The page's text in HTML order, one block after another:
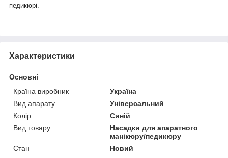
педикюрі.
Характеристики
Основні
Країна виробник
Україна
Вид апарату
Універсальний
Колір
Синій
Вид товару
Насадки для апаратного
манікюру/педикюру
Стан
Новий